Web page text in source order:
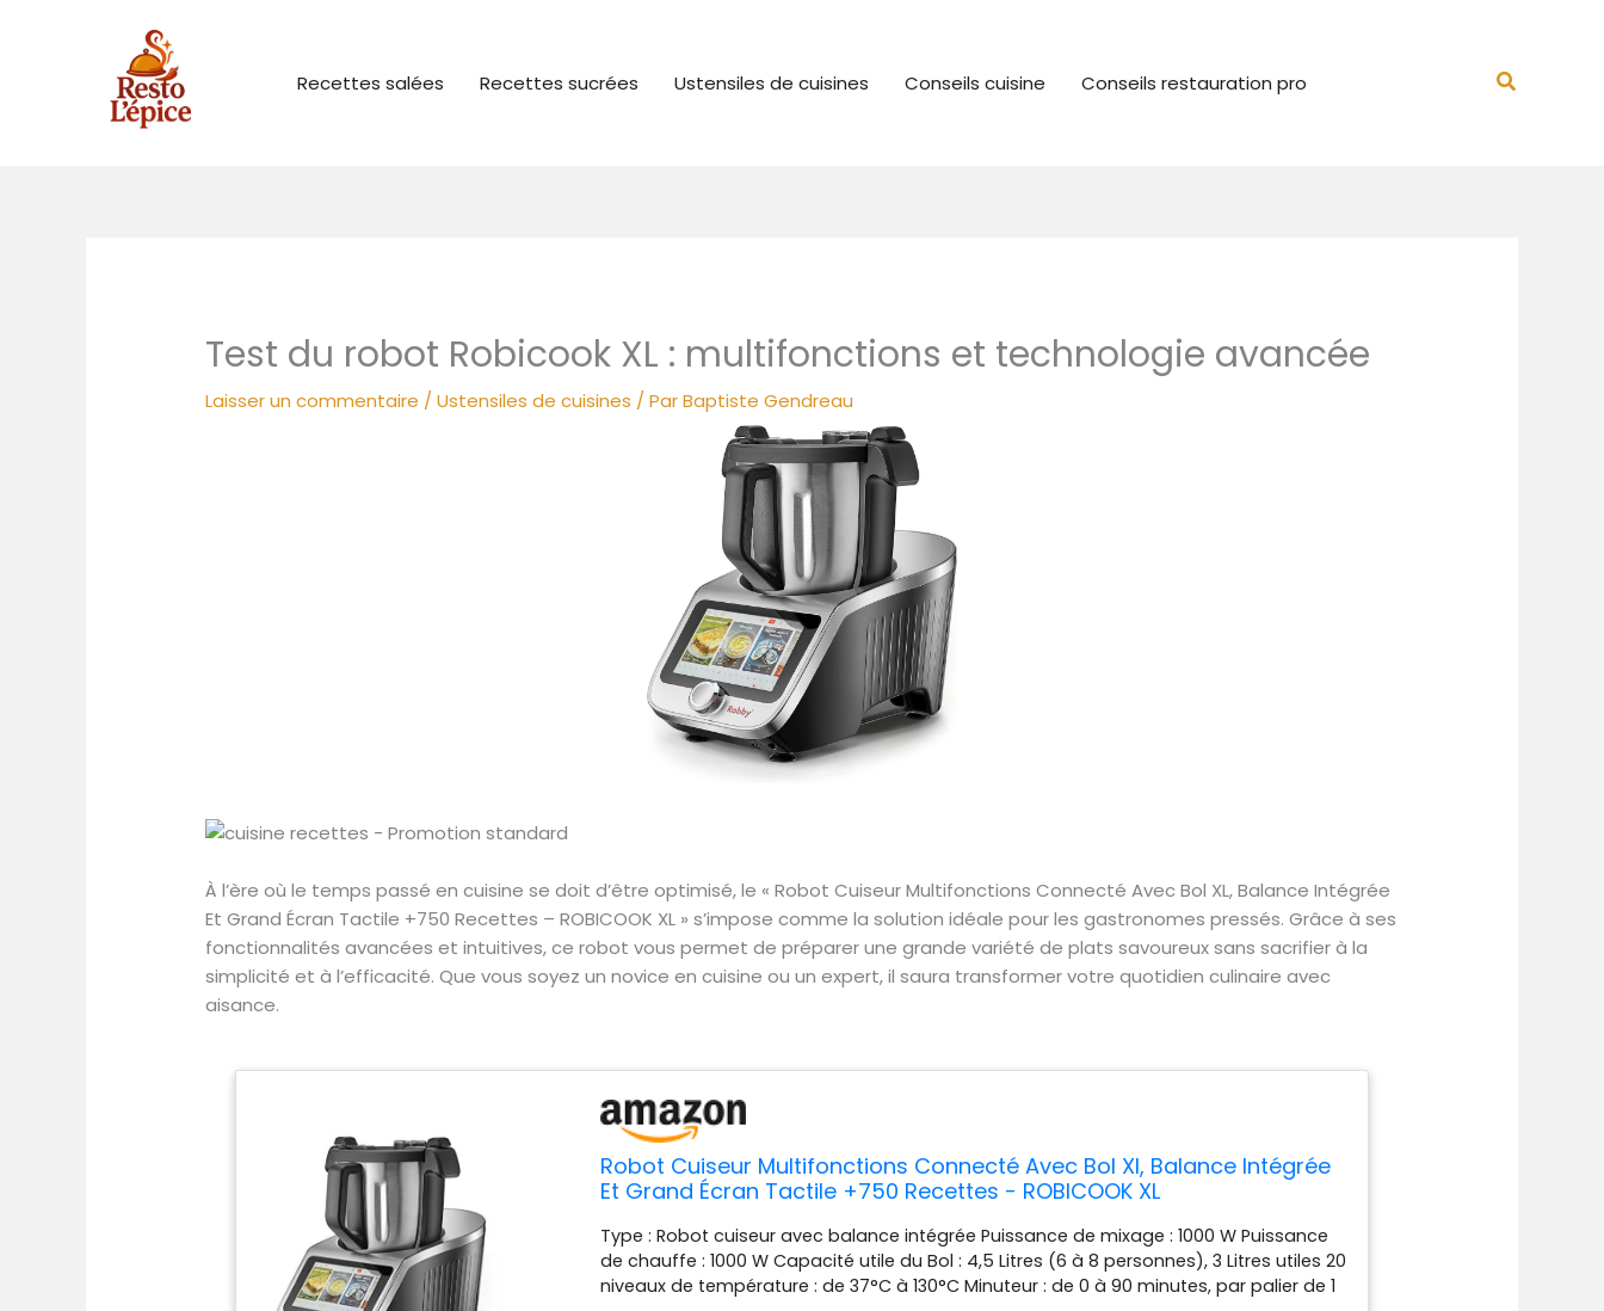
Recettes salées Recettes sucrées Ustensiles de cuisines Conseils cuisine Conseils restauration pro
Test du robot Robicook XL : multifonctions et technologie avancée
Laisser un commentaire /Ustensiles de cuisines / ParBaptiste Gendreau
À l’ère où le temps passé en cuisine se doit d’être optimisé, le « Robot Cuiseur Multifonctions Connecté Avec Bol XL, Balance Intégrée
Et Grand Écran Tactile +750 Recettes – ROBICOOK XL » s’impose comme la solution idéale pour les gastronomes pressés. Grâce à ses
fonctionnalités avancées et intuitives, ce robot vous permet de préparer une grande variété de plats savoureux sans sacrifier à la
simplicité et à l’efficacité. Que vous soyez un novice en cuisine ou un expert, il saura transformer votre quotidien culinaire avec
aisance.
Robot Cuiseur Multifonctions Connecté Avec Bol Xl, Balance Intégrée
Et Grand Écran Tactile +750 Recettes - ROBICOOK XL
Type : Robot cuiseur avec balance intégrée Puissance de mixage : 1000 W Puissance
de chauffe : 1000 W Capacité utile du Bol : 4,5 Litres (6 à 8 personnes), 3 Litres utiles 20
niveaux de température : de 37°C à 130°C Minuteur : de 0 à 90 minutes, par palier de 1